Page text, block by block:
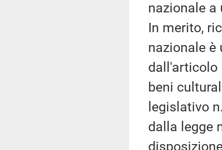
nazionale
In merito,
nazionale
dall'articolo
beni
legislativo
dalla legge